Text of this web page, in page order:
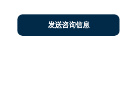
发送咨询信息